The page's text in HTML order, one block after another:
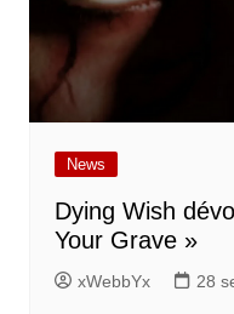
News
Dying Wish
Your Grave »
xWebbYx 28